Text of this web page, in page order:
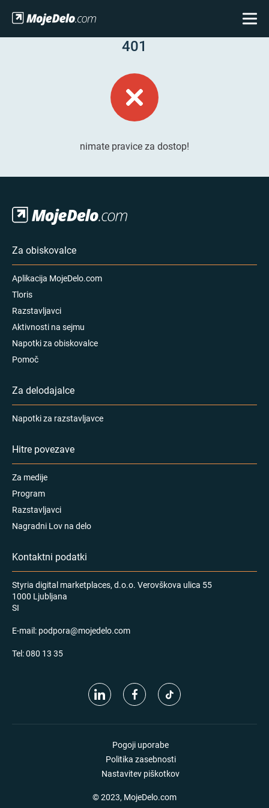
401
nimate pravice za dostop!
Za obiskovalce
Aplikacija MojeDelo.com
Tloris
Razstavljavci
Aktivnosti na sejmu
Napotki za obiskovalce
Pomoč
Za delodajalce
Napotki za razstavljavce
Hitre povezave
Za medije
Program
Razstavljavci
Nagradni Lov na delo
Kontaktni podatki
Styria digital marketplaces, d.o.o. Verovškova ulica 55
1000 Ljubljana
SI
E-mail: podpora@mojedelo.com
Tel:080 13 35
Pogoji uporabe
Politika zasebnosti
Nastavitev piškotkov
© 2023, MojeDelo.com